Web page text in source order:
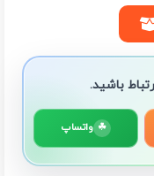
باشید.
☘ واتساپ